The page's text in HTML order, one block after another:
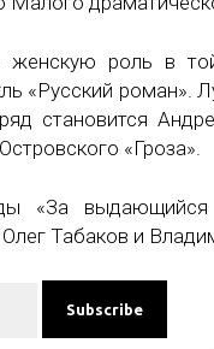
роль в
«Русский
становится
«Гроза».
«За выдающийся
Олег Табаков и